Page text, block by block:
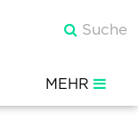
MEHR